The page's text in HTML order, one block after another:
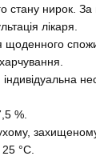
нирок. За
лікаря.
щоденного
%.
захищеному
°С.